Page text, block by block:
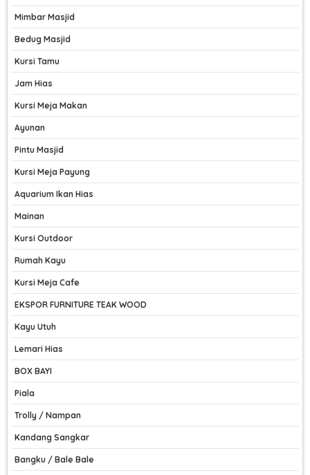
Mimbar Masjid
Bedug Masjid
Kursi Tamu
Jam Hias
Kursi Meja Makan
Ayunan
Pintu Masjid
Kursi Meja Payung
Aquarium Ikan Hias
Mainan
Kursi Outdoor
Rumah Kayu
Kursi Meja Cafe
EKSPOR FURNITURE TEAK WOOD
Kayu Utuh
Lemari Hias
BOX BAYI
Piala
Trolly / Nampan
Kandang Sangkar
Bangku / Bale Bale